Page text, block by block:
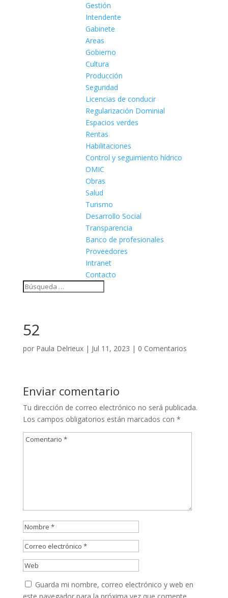
Gestión
Intendente
Gabinete
Areas
Gobierno
Cultura
Producción
Seguridad
Licencias de conducir
Regularización Dominial
Espacios verdes
Rentas
Habilitaciones
Control y seguimiento hídrico
OMIC
Obras
Salud
Turismo
Desarrollo Social
Transparencia
Banco de profesionales
Proveedores
Intranet
Contacto
52
por Paula Delrieux| Jul 11, 2023 | 0 Comentarios
Enviar comentario
Tu dirección de correo electrónico no será publicada.
Los campos obligatorios están marcados con *
Guarda mi nombre, correo electrónico y web en